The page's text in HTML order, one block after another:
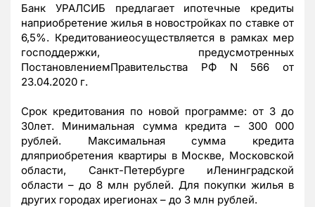
Банк УРАЛСИБ предлагает ипотечные кредиты
наприобретение жилья в новостройках по ставке от
6,5%. Кредитованиеосуществляется в рамках мер
господдержки, предусмотренных
ПостановлениемПравительства РФ N 566 от
23.04.2020 г.
Срок кредитования по новой программе: от 3 до
30лет. Минимальная сумма кредита – 300 000
рублей. Максимальная сумма кредита
дляприобретения квартиры в Москве, Московской
области, Санкт-Петербурге иЛенинградской
области – до 8 млн рублей. Для покупки жилья в
других городах ирегионах – до 3 млн рублей.